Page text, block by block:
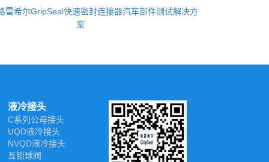
雷希尔GripSeal快速密封连接器汽车部件测试解决方
案
液冷接头
C系列公母接头
UQD液冷接头
NVQD液冷接头
互锁球阀